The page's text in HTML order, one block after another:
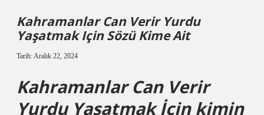
Kahramanlar Can Verir Yurdu
Yaşatmak Için Sözü Kime Ait
Tarih: Aralık 22, 2024
Kahramanlar Can Verir
Yurdu Yaşatmak İçin kimin